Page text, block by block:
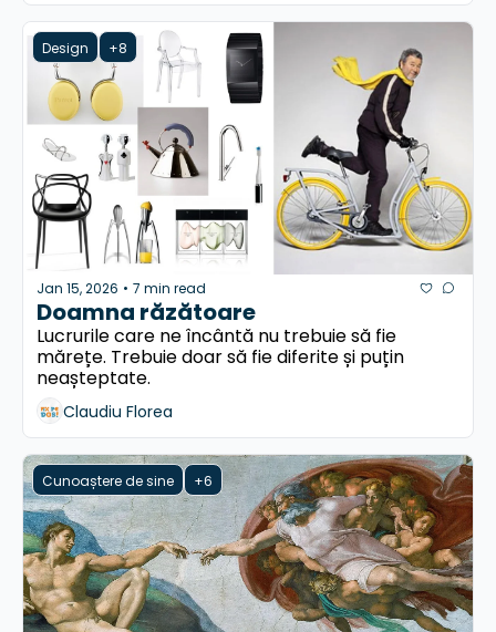
Design +8
Jan 15, 2026 • 7 min read
Doamna răzătoare
Lucrurile care ne încântă nu trebuie să fie
mărețe. Trebuie doar să fie diferite și puțin
neașteptate.
Claudiu Florea
Cunoaștere de sine +6